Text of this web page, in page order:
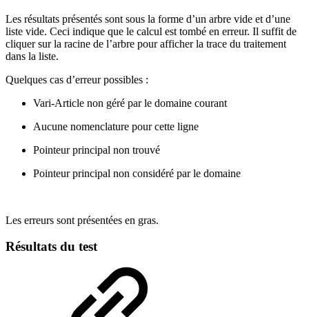
Les résultats présentés sont sous la forme d’un arbre vide et d’une
liste vide. Ceci indique que le calcul est tombé en erreur. Il suffit de
cliquer sur la racine de l’arbre pour afficher la trace du traitement
dans la liste.
Quelques cas d’erreur possibles :
Vari-Article non géré par le domaine courant
Aucune nomenclature pour cette ligne
Pointeur principal non trouvé
Pointeur principal non considéré par le domaine
Les erreurs sont présentées en gras.
Résultats du test